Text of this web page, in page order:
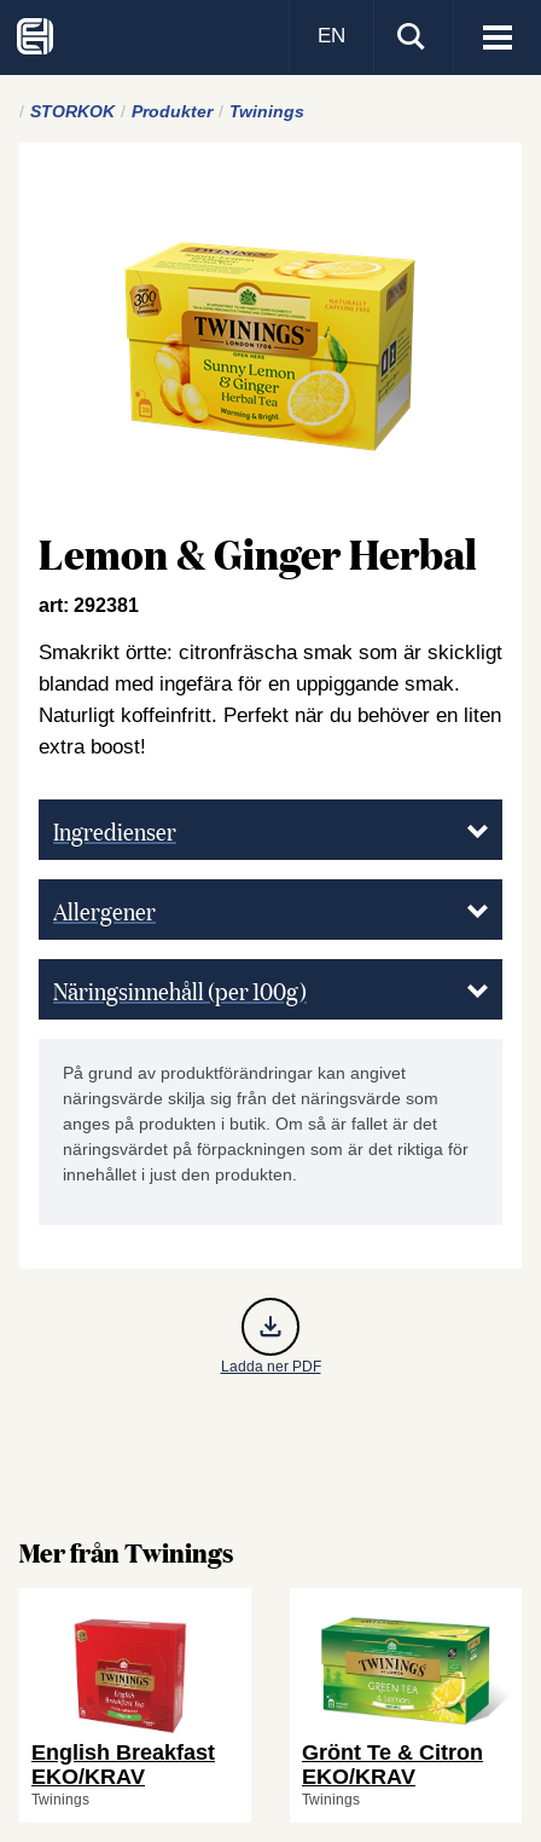
Visa
EN
STORKOK Produkter Twinings
Lemon & Ginger Herbal
art: 292381
Smakrikt örtte: citronfräscha smak som är skickligt
blandad med ingefära för en uppiggande smak.
Naturligt koffeinfritt. Perfekt när du behöver en liten
extra boost!
Ingredienser
Allergener
Näringsinnehåll (per 100g)
På grund av produktförändringar kan angivet
näringsvärde skilja sig från det näringsvärde som
anges på produkten i butik. Om så är fallet är det
näringsvärdet på förpackningen som är det riktiga för
innehållet i just den produkten.
Ladda ner PDF
Mer från Twinings
English Breakfast
EKO/KRAV
Twinings
Grönt Te & Citron
EKO/KRAV
Twinings